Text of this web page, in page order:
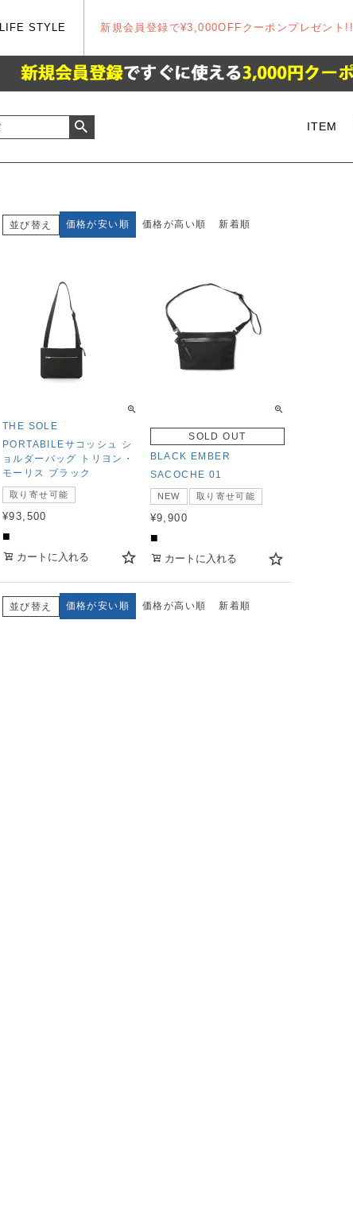
LIFE STYLE 新規会員登録で¥3,000OFFクーポンプレゼント!!
ITEM
並び替え 価格が安い順 価格が高い順 新着順
THE SOLE
PORTABILEサコッシュ シ
ョルダーバッグ トリヨン・
モーリス ブラック
取り寄せ可能
¥93,500
■
カートに入れる
SOLD OUT
BLACK EMBER
SACOCHE 01
NEW 取り寄せ可能
¥9,900
■
カートに入れる
並び替え 価格が安い順 価格が高い順 新着順